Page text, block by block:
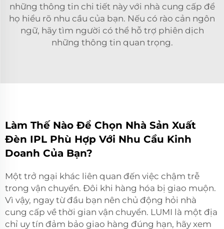
những thông tin chi tiết này với nhà cung cấp để
họ hiểu rõ nhu cầu của bạn. Nếu có rào cản ngôn
ngữ, hãy tìm người có thể hỗ trợ phiên dịch
những thông tin quan trọng.
Làm Thế Nào Để Chọn Nhà Sản Xuất
Đèn IPL Phù Hợp Với Nhu Cầu Kinh
Doanh Của Bạn?
Một trở ngại khác liên quan đến việc chậm trễ
trong vận chuyển. Đôi khi hàng hóa bị giao muộn.
Vì vậy, ngay từ đầu bạn nên chủ động hỏi nhà
cung cấp về thời gian vận chuyển. LUMI là một địa
chỉ uy tín đảm bảo giao hàng đúng hạn, hãy xem